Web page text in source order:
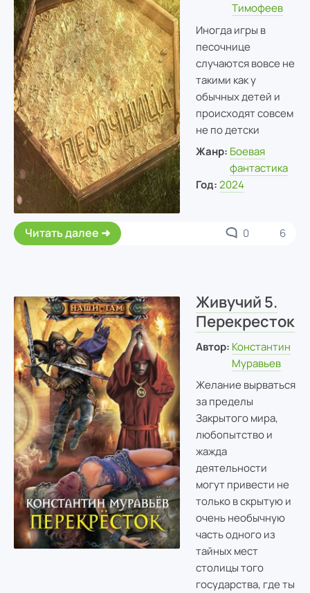
Тимофеев
Иногда игры в
песочнице
случаются вовсе не
такими как у
обычных детей и
происходят совсем
не по детски
Жанр: Боевая
фантастика
Год: 2024
Читать далее 0 6
Живучий 5.
Перекресток
Автор: Константин
Муравьев
Желание вырваться
за пределы
Закрытого мира,
любопытство и
жажда
деятельности
могут привести не
только в скрытую и
очень необычную
часть одного из
тайных мест
столицы того
государства, где ты